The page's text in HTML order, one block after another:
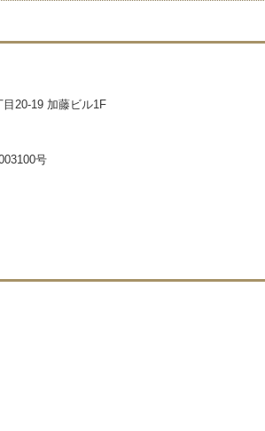
20-19 加藤ビル1F
号